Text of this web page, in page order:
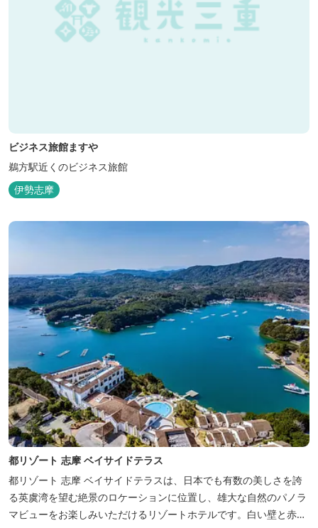
ビジネス旅館ますや
鵜方駅近くのビジネス旅館
伊勢志摩
都リゾート 志摩 ベイサイドテラス
都リゾート 志摩 ベイサイドテラスは、日本でも有数の美しさを誇
る英虞湾を望む絶景のロケーションに位置し、雄大な自然のパノラ
マビューをお楽しみいただけるリゾートホテルです。白い壁と赤瓦